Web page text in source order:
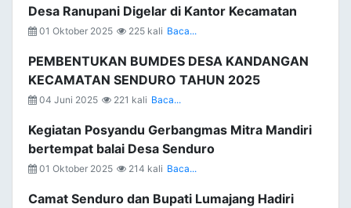
Desa Ranupani Digelar di Kantor Kecamatan
01 Oktober 2025 225 kali Baca...
PEMBENTUKAN BUMDES DESA KANDANGAN
KECAMATAN SENDURO TAHUN 2025
04 Juni 2025 221 kali Baca...
Kegiatan Posyandu Gerbangmas Mitra Mandiri
bertempat balai Desa Senduro
01 Oktober 2025 214 kali Baca...
Camat Senduro dan Bupati Lumajang Hadiri